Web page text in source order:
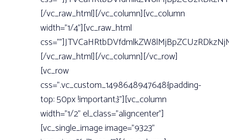
[/vc_raw_html][/vc_column][vc_column
width=”1/4”][vc_raw_html
[/vc_raw_html][/vc_column][/vc_row]
[vc_row
css=”.vc_custom_1498648947648{padding-
top: 50px !important;}”][vc_column
width=”1/2” el_class=”aligncenter”]
[vc_single_image image=”9323”